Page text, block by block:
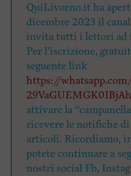
QuiLivorno.it ha
dicembre 2023 il
invita tutti i lettori ad
Per l’iscrizione,
seguente link
https://
attivare la
ricevere le notifiche
articoli. Ricordiamo,
potete continuare a
nostri social Fb,